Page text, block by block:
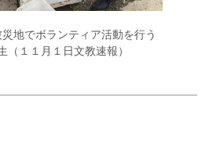
地でボランティア活動を行う
（１１月１日文教速報）